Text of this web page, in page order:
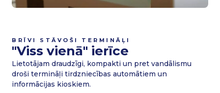
BRĪVI STĀVOŠI TERMINĀĻI
"Viss vienā" ierīce
Lietotājam draudzīgi, kompakti un pret vandālismu
droši termināļi tirdzniecības automātiem un
informācijas kioskiem.